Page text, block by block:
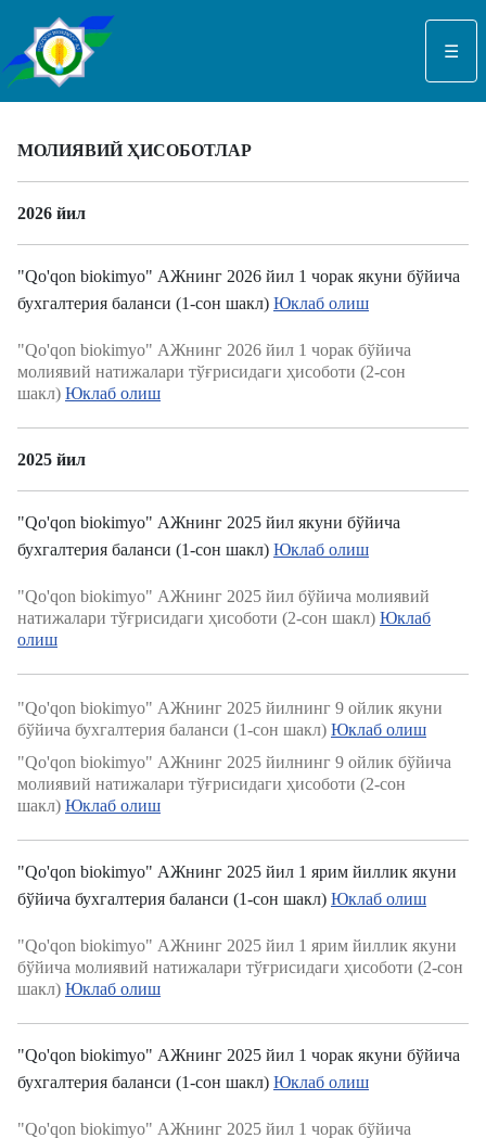
Select your language
☰
МОЛИЯВИЙ ҲИСОБОТЛАР
2026 йил
"Qo'qon biokimyo" АЖнинг 2026 йил 1 чорак якуни бўйича
бухгалтерия баланси (1-сон шакл) Юклаб олиш
"Qo'qon biokimyo" АЖнинг 2026 йил 1 чорак бўйича
молиявий натижалари тўғрисидаги ҳисоботи (2-сон
шакл) Юклаб олиш
2025 йил
"Qo'qon biokimyo" АЖнинг 2025 йил якуни бўйича
бухгалтерия баланси (1-сон шакл) Юклаб олиш
"Qo'qon biokimyo" АЖнинг 2025 йил бўйича молиявий
натижалари тўғрисидаги ҳисоботи (2-сон шакл) Юклаб
олиш
"Qo'qon biokimyo" АЖнинг 2025 йилнинг 9 ойлик якуни
бўйича бухгалтерия баланси (1-сон шакл) Юклаб олиш
"Qo'qon biokimyo" АЖнинг 2025 йилнинг 9 ойлик бўйича
молиявий натижалари тўғрисидаги ҳисоботи (2-сон
шакл) Юклаб олиш
"Qo'qon biokimyo" АЖнинг 2025 йил 1 ярим йиллик якуни
бўйича бухгалтерия баланси (1-сон шакл) Юклаб олиш
"Qo'qon biokimyo" АЖнинг 2025 йил 1 ярим йиллик якуни
бўйича молиявий натижалари тўғрисидаги ҳисоботи (2-сон
шакл) Юклаб олиш
"Qo'qon biokimyo" АЖнинг 2025 йил 1 чорак якуни бўйича
бухгалтерия баланси (1-сон шакл) Юклаб олиш
"Qo'qon biokimyo" АЖнинг 2025 йил 1 чорак бўйича